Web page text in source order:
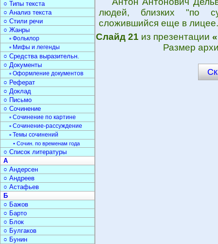
людей, близких "по
сложившийся еще в
Слайд 21 из презентации
Размер
○ Типы текста
○ Анализ текста
○ Стили речи
○ Жанры
▫ Фольклор
▫ Мифы и легенды
○ Средства выразительн.
○ Документы
▫ Оформление документов
○ Реферат
○ Доклад
○ Письмо
○ Сочинение
▫ Сочинение по картине
▫ Сочинение-рассуждение
▫ Темы сочинений
• Сочин. по временам года
○ Список литературы
А
○ Андерсен
○ Андреев
○ Астафьев
Б
○ Бажов
○ Барто
○ Блок
○ Булгаков
○ Бунин